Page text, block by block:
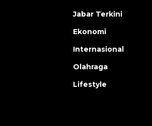
Jabar Terkini
Ekonomi
Internasional
Olahraga
Lifestyle